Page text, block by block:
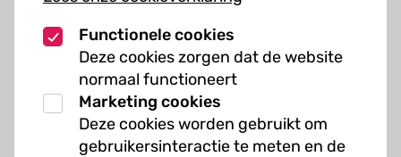
Functionele cookies
Deze cookies zorgen dat de website
normaal functioneert
Marketing cookies
Deze cookies worden gebruikt om
gebruikersinteractie te meten en de
Over ons
Organisatie
Werken bij Kielzog
Veelgestelde vragen